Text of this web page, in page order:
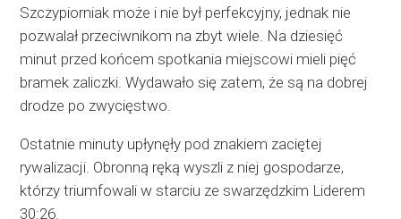
Szczypiorniak może i nie był perfekcyjny, jednak nie
pozwalał przeciwnikom na zbyt wiele. Na dziesięć
minut przed końcem spotkania miejscowi mieli pięć
bramek zaliczki. Wydawało się zatem, że są na dobrej
drodze po zwycięstwo.
Ostatnie minuty upłynęły pod znakiem zaciętej
rywalizacji. Obronną ręką wyszli z niej gospodarze,
którzy triumfowali w starciu ze swarzędzkim Liderem
30:26.